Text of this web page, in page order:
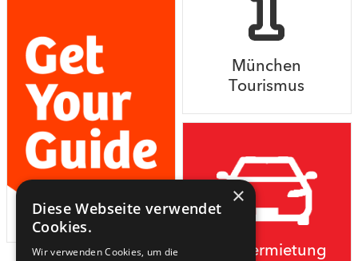
München
Tourismus
Autovermietung
×
Diese Webseite verwendet
Cookies.
Wir verwenden Cookies, um die